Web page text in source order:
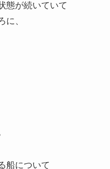
態が続いていて
に、
船について